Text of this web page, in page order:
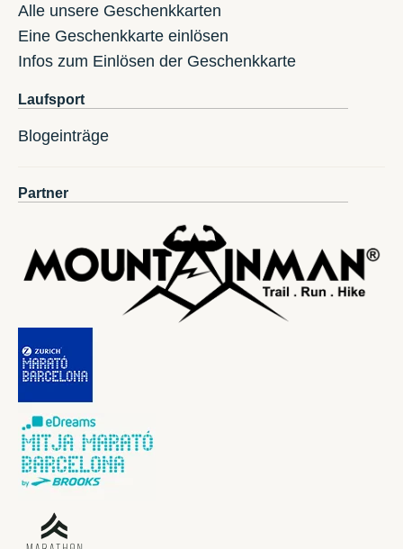
Alle unsere Geschenkkarten
Eine Geschenkkarte einlösen
Infos zum Einlösen der Geschenkkarte
Laufsport
Blogeinträge
Partner